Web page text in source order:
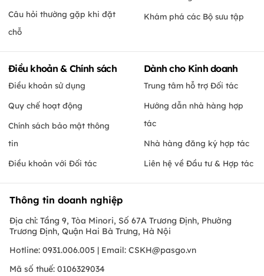
Câu hỏi thường gặp khi đặt
chỗ
Khám phá các Bộ sưu tập
Điều khoản & Chính sách
Điều khoản sử dụng
Quy chế hoạt động
Chính sách bảo mật thông
tin
Điều khoản với Đối tác
Dành cho Kinh doanh
Trung tâm hỗ trợ Đối tác
Hướng dẫn nhà hàng hợp
tác
Nhà hàng đăng ký hợp tác
Liên hệ về Đầu tư & Hợp tác
Thông tin doanh nghiệp
Địa chỉ: Tầng 9, Tòa Minori, Số 67A Trương Định, Phường
Trương Định, Quận Hai Bà Trưng, Hà Nội
Hotline: 0931.006.005 | Email: CSKH@pasgo.vn
Mã số thuế: 0106329034